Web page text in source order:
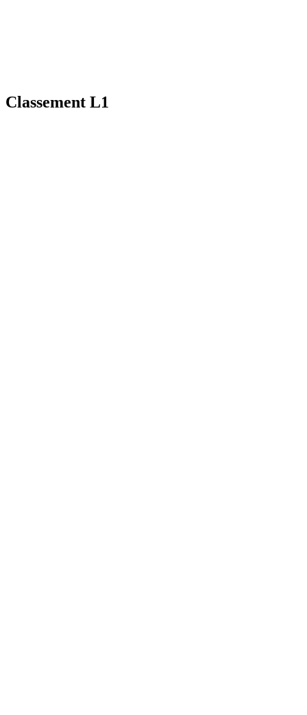
Classement L1